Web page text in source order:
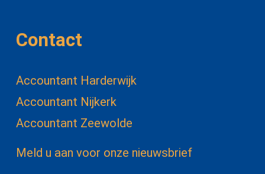
Contact
Accountant Harderwijk
Accountant Nijkerk
Accountant Zeewolde
Meld u aan voor onze nieuwsbrief